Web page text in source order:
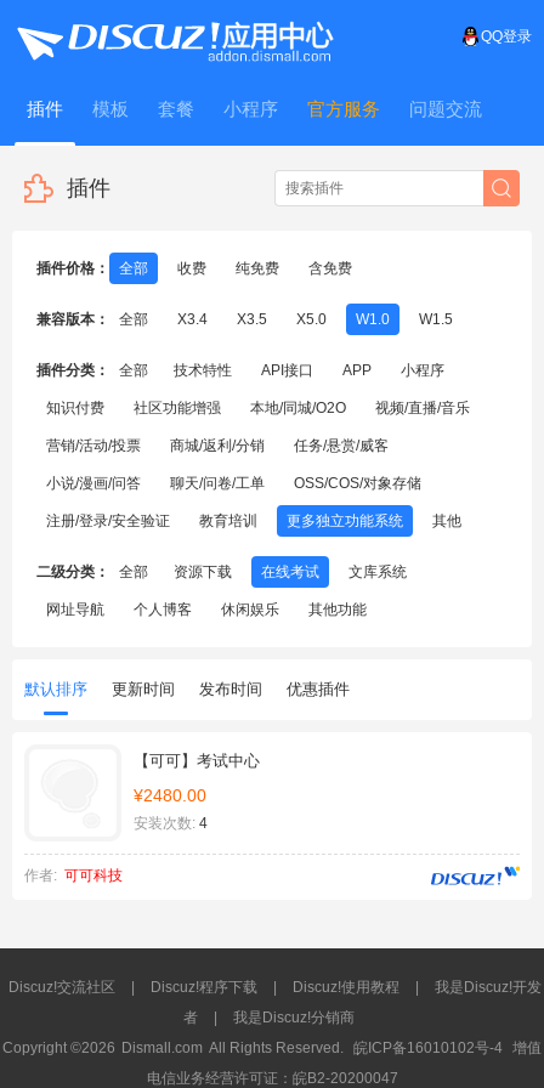
QQ登录
插件 模板 套餐 小程序 官方服务 问题交流
WitFrame
插件
插件价格： 全部 收费 纯免费 含免费
兼容版本： 全部 X3.4 X3.5 X5.0 W1.0 W1.5
插件分类： 全部 技术特性 API接口 APP 小程序
知识付费 社区功能增强 本地/同城/O2O 视频/直播/音乐
营销/活动/投票 商城/返利/分销 任务/悬赏/威客
小说/漫画/问答 聊天/问卷/工单 OSS/COS/对象存储
注册/登录/安全验证 教育培训 更多独立功能系统 其他
二级分类： 全部 资源下载 在线考试 文库系统
网址导航 个人博客 休闲娱乐 其他功能
默认排序 更新时间 发布时间 优惠插件
【可可】考试中心
¥2480.00
安装次数: 4
作者: 可可科技
Discuz!交流社区 Discuz!程序下载 Discuz!使用教程
我是Discuz!开发
者
我是Discuz!分销商
Copyright ©2026 Dismall.com All Rights Reserved. 皖ICP备16010102号-4 增值
电信业务经营许可证：皖B2-20200047